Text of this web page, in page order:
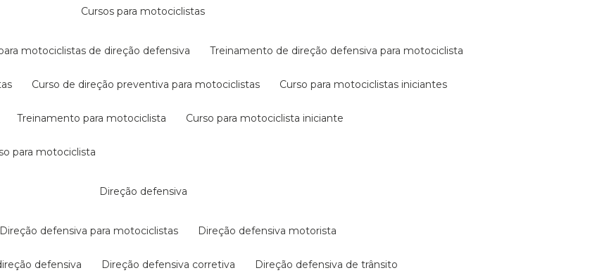
cursos para motociclistas
para motociclistas de direção defensiva treinamento de direção defensiva para motociclista
curso de direção preventiva para motociclistas curso para motociclistas iniciantes
treinamento para motociclista curso para motociclista iniciante
para motociclista
direção defensiva
direção defensiva para motociclistas direção defensiva motorista
defensiva direção defensiva corretiva direção defensiva de trânsito